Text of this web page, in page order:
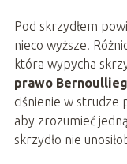
Pod skrzydłem
nieco wyższe.
która wypycha
prawo
ciśnienie w strudze
aby zrozumieć
skrzydło nie